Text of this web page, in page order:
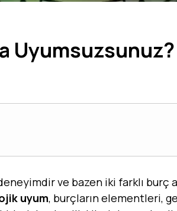
ve bazen iki farklı burç
uyum, burçların elementleri,